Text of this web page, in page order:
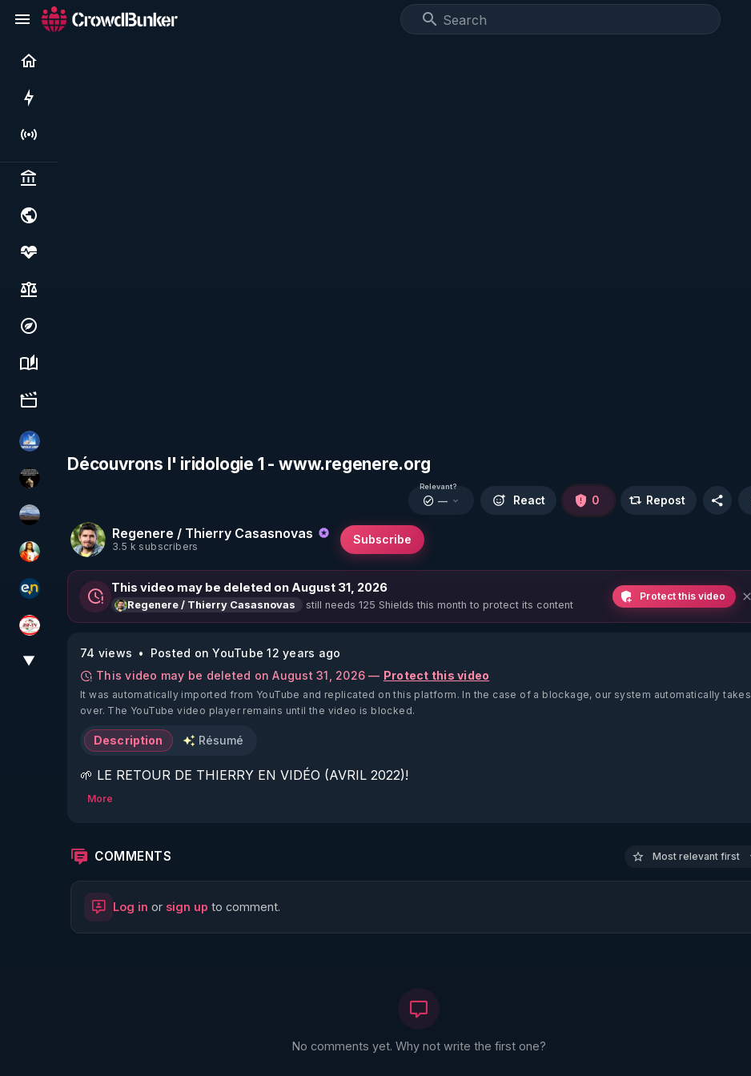
Live
Politics & institutions
Society, justice & freedoms
Economy, environment & technology
Science, history & spirituality
Culture, media & entertainment
PAROLE LIBRE
Infos et vérité
michel lanceur alerte
L'autre son de cloche
essentiel.news
JSF - TV
▼
Découvrons l' iridologie 1 - www.regenere.org
Regenere / Thierry Casasnovas
3.5 k subscribers
Subscribe
Relevant?
— React 0 Repost
This video may be deleted on August 31, 2026
Regenere / Thierry Casasnovas still needs 125 Shields this month to protect its content
Protect this video
74 views
Posted on YouTube 12 years ago
This video may be deleted on August 31, 2026 — Protect this video
It was automatically imported from YouTube and replicated on this platform. In the case of a blockage, our system automatically takes
over. The YouTube video player remains until the video is blocked.
Description Résumé
🌱 LE RETOUR DE THIERRY EN VIDÉO (AVRIL 2022)!
🌱 LE MAGAZINE RÉGÉNÈRE
http://rgnr.li/ymag
More
COMMENTS Most relevant first
Log in or sign up to comment.
No comments yet. Why not write the first one?